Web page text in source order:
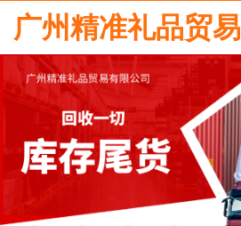
广州精准礼品贸易